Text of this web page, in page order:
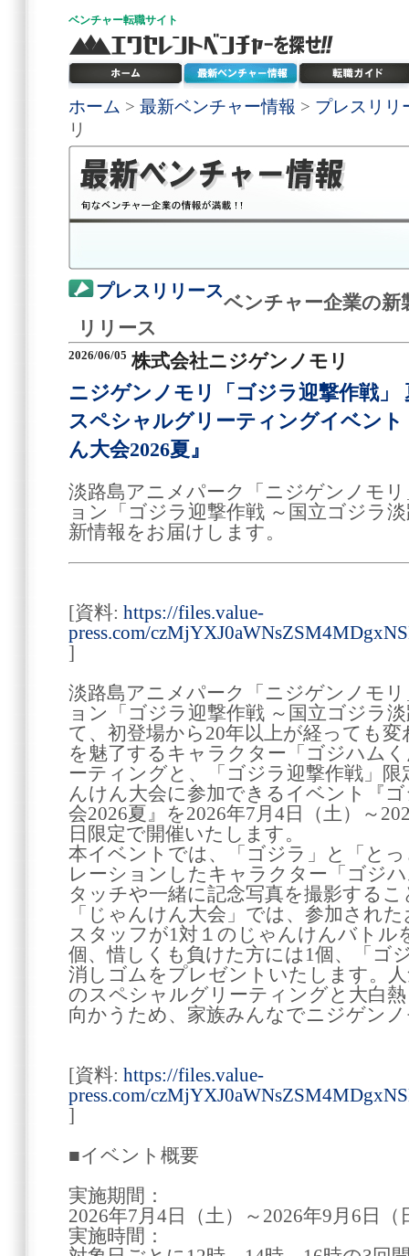
ベンチャー転職サイト
ホーム > 最新ベンチャー情報 > プレスリリ
リ
プレスリリース
ベンチャー企業の新
リリース
2026/06/05 株式会社ニジゲンノモリ
ニジゲンノモリ「ゴジラ迎撃作戦」
スペシャルグリーティングイベン
ん大会2026夏』
淡路島アニメパーク「ニジゲンノモ
ョン「ゴジラ迎撃作戦 ～国立ゴジラ
新情報をお届けします。
[資料: https://files.value-
press.com/
]
淡路島アニメパーク「ニジゲンノモ
ョン「ゴジラ迎撃作戦 ～国立ゴジラ
て、初登場から20年以上が経っても
を魅了するキャラクター「ゴジハム
ーティングと、「ゴジラ迎撃作戦」
んけん大会に参加できるイベント『
会2026夏』を2026年7月4日（土）～
日限定で開催いたします。
本イベントでは、「ゴジラ」と「と
レーションしたキャラクター「ゴジ
タッチや一緒に記念写真を撮影する
「じゃんけん大会」では、参加され
スタッフが1対１のじゃんけんバトル
個、惜しくも負けた方には1個、「ゴ
消しゴムをプレゼントいたします。
のスペシャルグリーティングと大白
向かうため、家族みんなでニジゲン
[資料: https://files.value-
press.com/
]
■イベント概要
実施期間：
2026年7月4日（土）～2026年9月6日
実施時間：